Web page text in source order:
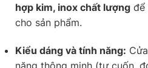
hợp kim, inox chất lượng để
cho sản phẩm.
Kiểu dáng và tính năng:
năng thông minh (tự cuốn,